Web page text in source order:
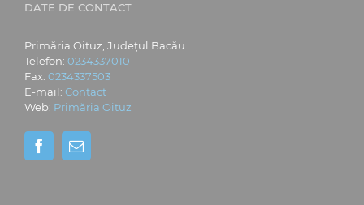
DATE DE CONTACT
Primăria Oituz, Județul Bacău
Telefon: 0234337010
Fax: 0234337503
E-mail: Contact
Web: Primăria Oituz